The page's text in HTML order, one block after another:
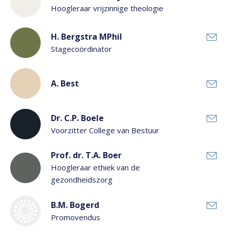
Hoogleraar vrijzinnige theologie
H. Bergstra MPhil
Stagecoördinator
A. Best
Dr. C.P. Boele
Voorzitter College van Bestuur
Prof. dr. T.A. Boer
Hoogleraar ethiek van de
gezondheidszorg
B.M. Bogerd
Promovendus